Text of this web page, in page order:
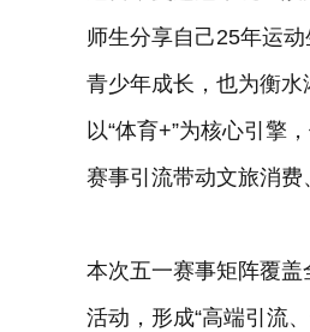
师生分享自己25年运
青少年成长，也为衡水
以“体育+”为核心引擎
赛事引流带动文旅消费
本次五一赛事矩阵覆
活动，形成“高端引流